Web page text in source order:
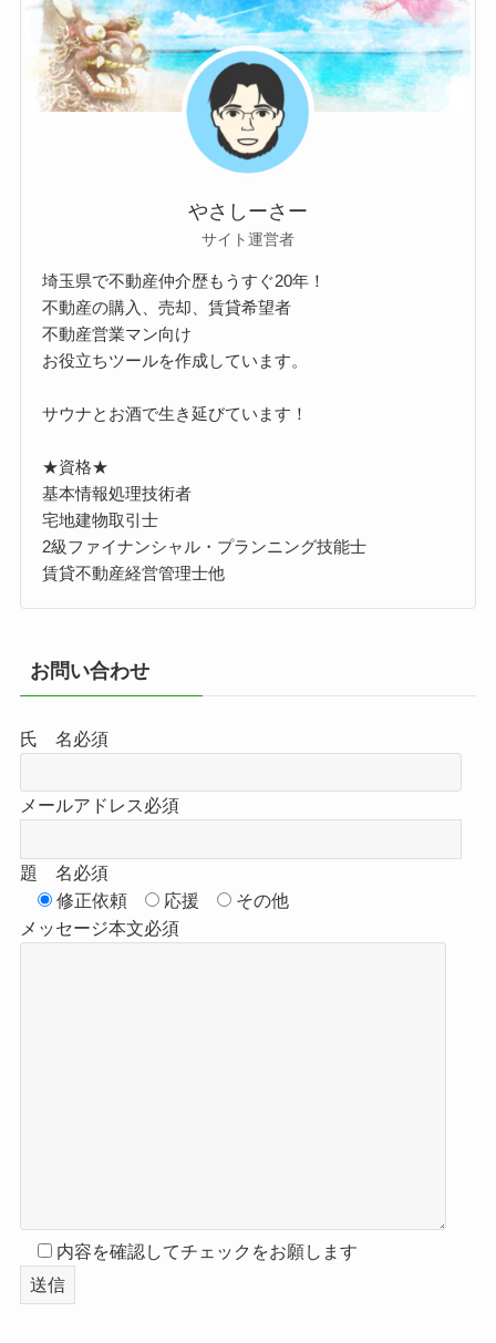
やさしーさー
サイト運営者
埼玉県で不動産仲介歴もうすぐ20年！
不動産の購入、売却、賃貸希望者
不動産営業マン向け
お役立ちツールを作成しています。
サウナとお酒で生き延びています！
★資格★
基本情報処理技術者
宅地建物取引士
2級ファイナンシャル・プランニング技能士
賃貸不動産経営管理士他
お問い合わせ
氏 名必須
メールアドレス必須
題 名必須
修正依頼
応援
その他
メッセージ本文必須
内容を確認してチェックをお願します